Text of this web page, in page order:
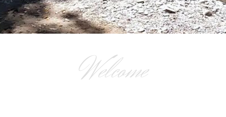
Welcome